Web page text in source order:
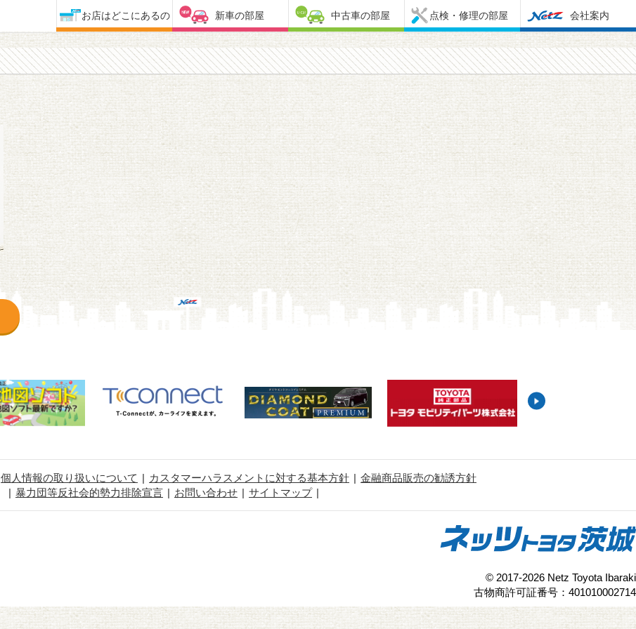
お店はどこにあるの 新車の部屋 中古車の部屋 点検・修理の部屋 会社案内
個人情報の取り扱いについて カスタマーハラスメントに対する基本方針
金融商品販売の勧誘方針
暴力団等反社会的勢力排除宣言
お問い合わせ サイトマップ
© 2017-2026 Netz Toyota Ibaraki
古物商許可証番号：401010002714